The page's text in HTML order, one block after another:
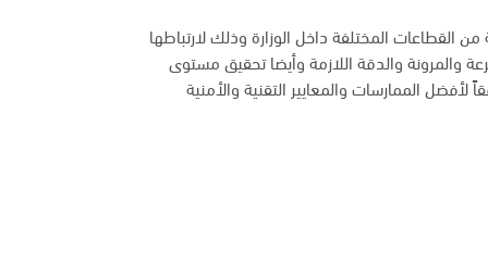
القطاعات المختلفة داخل الوزارة وذلك لارتباطها
والمرونة والدقة اللازمة وأيضا تحقيق مستوى
لأفضل الممارسات والمعايير التقنية والأمنية